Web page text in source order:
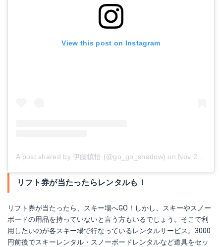
View this post on Instagram
A post shared by 伊藤慎悟 (@go_go_shadow) on Nov 25, 2018 at 6:11am PST
リフト券が当たったらレンタルも！
リフト券が当たったら、スキー場へGO！しかし、スキーやスノー
ボードの用品を持っていないと言う方もいるでしょう。そこで利
用したいのが各スキー場で行なっているレンタルサービス。3000
円前後でスキーレンタル・スノーボードレンタルなど道具をセッ